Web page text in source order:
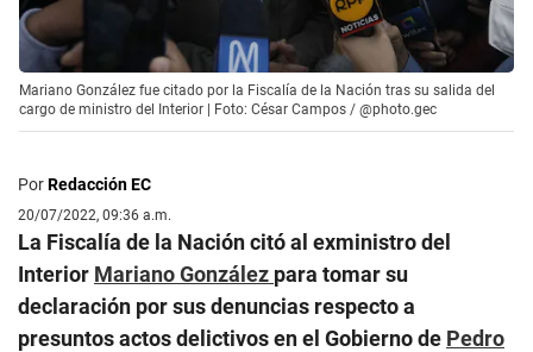
Mariano González fue citado por la Fiscalía de la Nación tras su salida del
cargo de ministro del Interior | Foto: César Campos / @photo.gec
PorRedacción EC
20/07/2022, 09:36 a.m.
La Fiscalía de la Nación citó al exministro del
Interior Mariano González para tomar su
declaración por sus denuncias respecto a
presuntos actos delictivos en el Gobierno de Pedro